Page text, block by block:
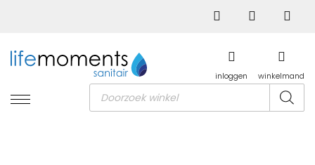
Producten
zoeken
inloggen winkelmand